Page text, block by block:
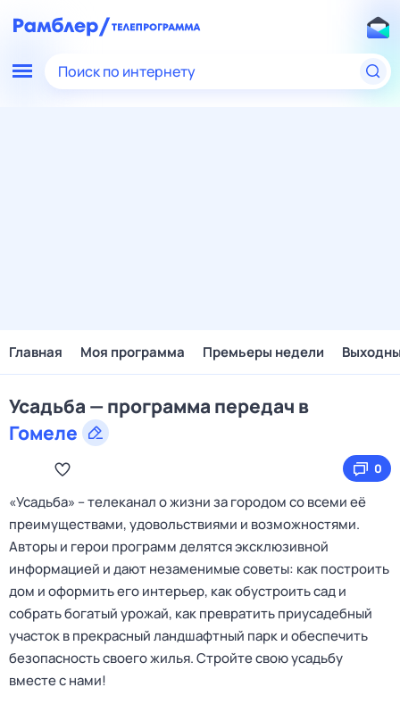
Поиск по интернету
Главная Моя программа Премьеры недели
Усадьба — программа передач в
Гомеле
0
«Усадьба» – телеканал о жизни за городом со всеми её
преимуществами, удовольствиями и возможностями.
Авторы и герои программ делятся эксклюзивной
информацией и дают незаменимые советы: как построить
дом и оформить его интерьер, как обустроить сад и
собрать богатый урожай, как превратить приусадебный
участок в прекрасный ландшафтный парк и обеспечить
безопасность своего жилья. Cтройте свою усадьбу
вместе с нами!